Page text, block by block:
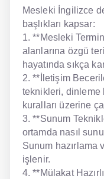
Mesleki İngilizce
başlıkları kapsar:
1. **Mesleki
alanlarına özgü
hayatında sıkça
2. **İletişim
teknikleri, dinleme
kuralları üzerine
3. **Sunum
ortamda nasıl
Sunum hazırlama
işlenir.
4. **Mülakat